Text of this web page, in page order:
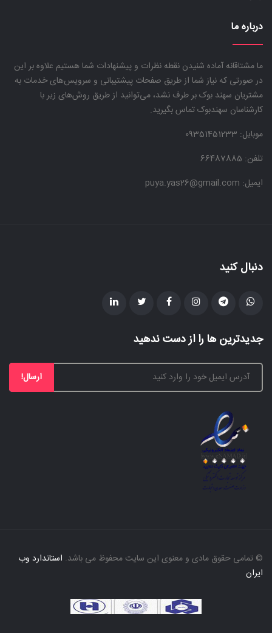
درباره ما
ما مشتاقانه آماده شنیدن نقطه نظرات و پیشنهادات شما هستیم علاوه بر این
در صورتی که نیاز شما از طریق صفحات پیشتیبانی و سرویس‌های خدمات به
مشتریان سهند بوک بر طرف نشد، می‌توانید از طریق روش‌های زیر با
کارشناسان سهندبوک تماس بگیرید.
موبایل:
تلفن: 66487885
ایمیل: puya.yas26@gmail.com
دنبال کنید
جدیدترین ها را از دست ندهید
ارسال!
© تمامی حقوق مادی و معنوی این سایت محفوظ می باشد. استاندارد وب
ایران